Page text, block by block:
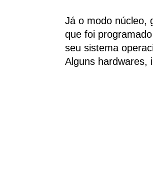
Já o modo núcleo,
que foi
seu sistema
Alguns hardwares,